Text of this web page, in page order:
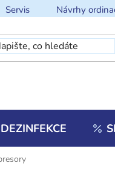
Servis Návrhy
DEZINFEKCE